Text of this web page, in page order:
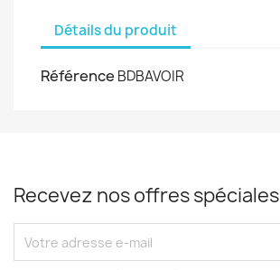
Détails du produit
Référence BDBAVOIR
Recevez nos offres spéciales